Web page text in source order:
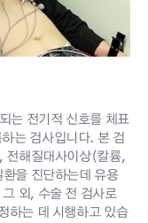
는 전기적 신호를 체표
는 검사입니다. 본 검
전해질대사이상(칼륨,
을 진단하는데 유용
외, 수술 전 검사로
하는 데 시행하고 있습